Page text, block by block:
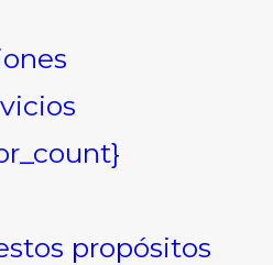
propósitos